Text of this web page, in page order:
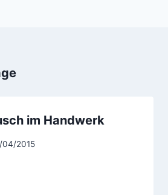
im Handwerk
2015